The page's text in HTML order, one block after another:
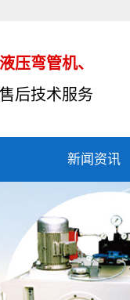
压弯管机、
后技术服务
新闻资讯
公司新闻
行业资讯
技术知识